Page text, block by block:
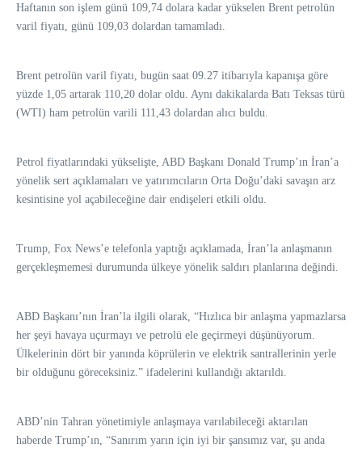
Haftanın son işlem günü 109,74 dolara kadar yükselen Brent petrolün
varil fiyatı, günü 109,03 dolardan tamamladı.
Brent petrolün varil fiyatı, bugün saat 09.27 itibarıyla kapanışa göre
yüzde 1,05 artarak 110,20 dolar oldu. Aynı dakikalarda Batı Teksas türü
(WTI) ham petrolün varili 111,43 dolardan alıcı buldu.
Petrol fiyatlarındaki yükselişte, ABD Başkanı Donald Trump’ın İran’a
yönelik sert açıklamaları ve yatırımcıların Orta Doğu’daki savaşın arz
kesintisine yol açabileceğine dair endişeleri etkili oldu.
Trump, Fox News’e telefonla yaptığı açıklamada, İran’la anlaşmanın
gerçekleşmemesi durumunda ülkeye yönelik saldırı planlarına değindi.
ABD Başkanı’nın İran’la ilgili olarak, “Hızlıca bir anlaşma yapmazlarsa
her şeyi havaya uçurmayı ve petrolü ele geçirmeyi düşünüyorum.
Ülkelerinin dört bir yanında köprülerin ve elektrik santrallerinin yerle
bir olduğunu göreceksiniz.” ifadelerini kullandığı aktarıldı.
ABD’nin Tahran yönetimiyle anlaşmaya varılabileceği aktarılan
haberde Trump’ın, “Sanırım yarın için iyi bir şansımız var, şu anda